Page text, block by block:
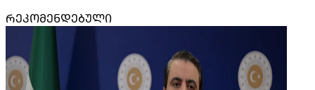
ᲠᲔᲙᲝᲛᲔᲜᲓᲔᲑᲣᲚᲘ